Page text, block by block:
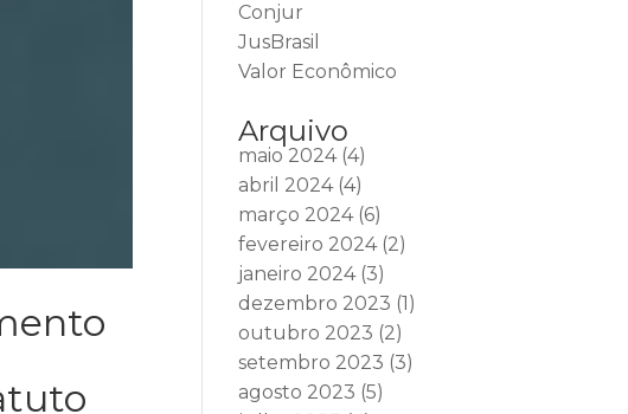
Conjur
JusBrasil
Valor Econômico
Arquivo
maio 2024(4)
abril 2024(4)
março 2024(6)
fevereiro 2024(2)
janeiro 2024(3)
dezembro 2023 (1)
outubro 2023 (2)
setembro 2023 (3)
agosto 2023 (5)